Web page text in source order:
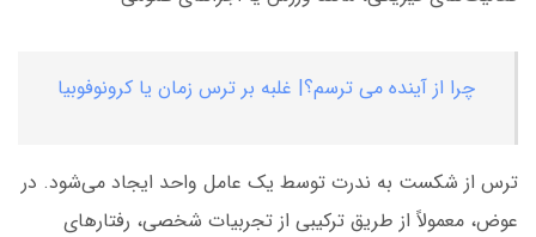
چرا از آینده می ترسم؟| غلبه بر ترس زمان یا کرونوفوبیا
ترس از شکست به ندرت توسط یک عامل واحد ایجاد می‌شود. در
عوض، معمولاً از طریق ترکیبی از تجربیات شخصی، رفتارهای